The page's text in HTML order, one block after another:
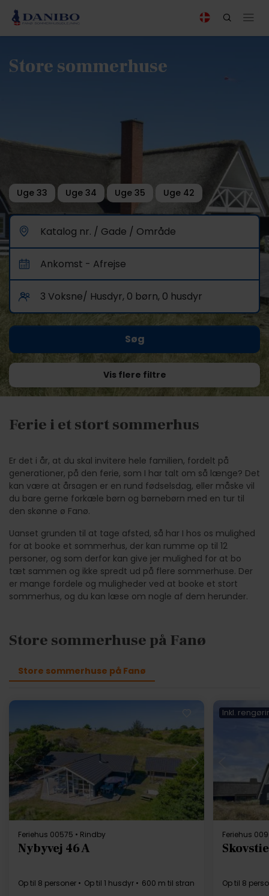
Store sommerhuse
Uge 33 Uge 34 Uge 35 Uge 42
Vis flere filtre
Ferie i et stort sommerhus
Er det i år, at du skal invitere hele familien, fordelt på
generationer, på den ferie, som I har talt om så længe? Det
kan være at årsagen er en rund fødselsdag, eller måske vil
du bare gerne forkæle børn og børnebørn med en tur til
den skønne ø Fanø.
Uanset grunden til at tage afsted, så har I hos os mulighed
for at booke et sommerhus, der kan rumme op til 12
personer, og som derfor kan give jer mulighed for at bo
tæt sammen og ikke spredt ud på flere sommerhuse. Der
er mange fordele og muligheder ved at booke et stort
sommerhus, og du kan læse om nogle af dem herunder.
Store sommerhuse på Fanø
Store sommerhuse på Fanø
Indlæser...
Feriehus 00575 • Rindby
Nybyvej 46 A
Op til 8 personer Op til 1 husdyr 600 m til strand 3 soverum
Inkl.
Feriehus
Op til 8